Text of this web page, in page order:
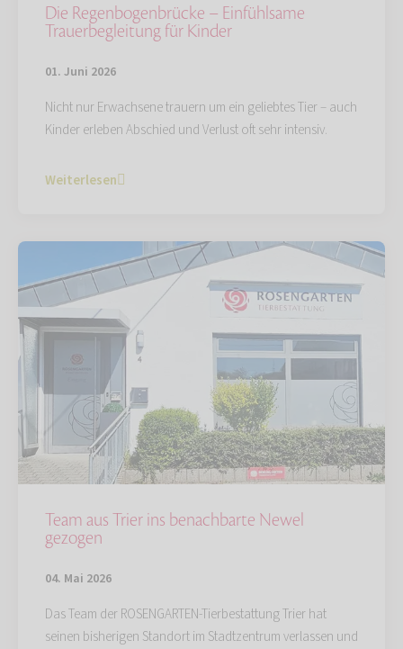
Die Regenbogenbrücke – Einfühlsame
Trauerbegleitung für Kinder
01. Juni 2026
Nicht nur Erwachsene trauern um ein geliebtes Tier – auch
Kinder erleben Abschied und Verlust oft sehr intensiv.
Weiterlesen
Team aus Trier ins benachbarte Newel
gezogen
04. Mai 2026
Das Team der ROSENGARTEN-Tierbestattung Trier hat
seinen bisherigen Standort im Stadtzentrum verlassen und